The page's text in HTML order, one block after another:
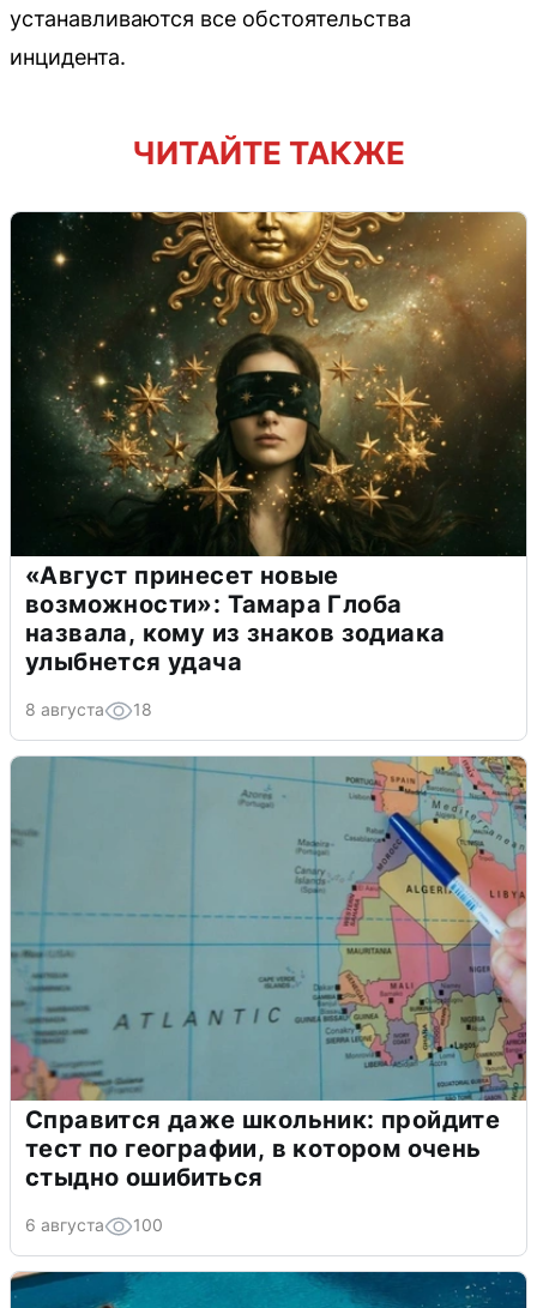
устанавливаются все обстоятельства
инцидента.
ЧИТАЙТЕ ТАКЖЕ
«Август принесет новые
возможности»: Тамара Глоба
назвала, кому из знаков зодиака
улыбнется удача
8 августа 18
Справится даже школьник: пройдите
тест по географии, в котором очень
стыдно ошибиться
6 августа 100